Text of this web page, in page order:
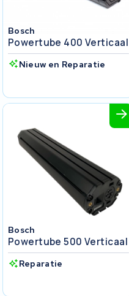
Bosch
Powertube 400 Verticaal
Nieuw en Reparatie
Bosch
Powertube 500 Verticaal
Reparatie